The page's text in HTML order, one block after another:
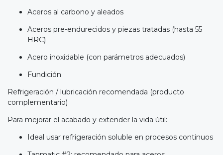
Aceros al carbono y aleados
Aceros pre-endurecidos y piezas tratadas (hasta 55
HRC)
Acero inoxidable (con parámetros adecuados)
Fundición
Refrigeración / lubricación recomendada (producto
complementario)
Para mejorar el acabado y extender la vida útil:
Ideal usar refrigeración soluble en procesos continuos